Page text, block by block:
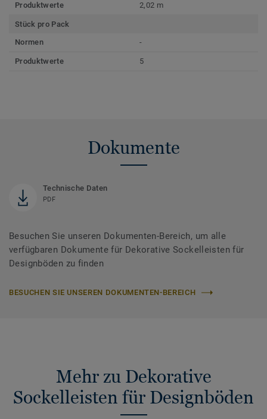
Produktwerte 2,02 m
Stück pro Pack
Normen
-
Produktwerte 5
Dokumente
Technische Daten
PDF
Besuchen Sie unseren Dokumenten-Bereich, um alle
verfügbaren Dokumente für Dekorative Sockelleisten für
Designböden zu finden
BESUCHEN SIE UNSEREN DOKUMENTEN-BEREICH
Mehr zu Dekorative
Sockelleisten für Designböden